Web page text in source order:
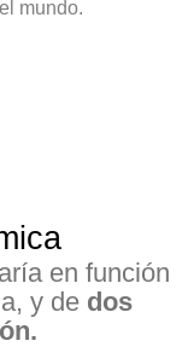
mundo.
en función
y dedos